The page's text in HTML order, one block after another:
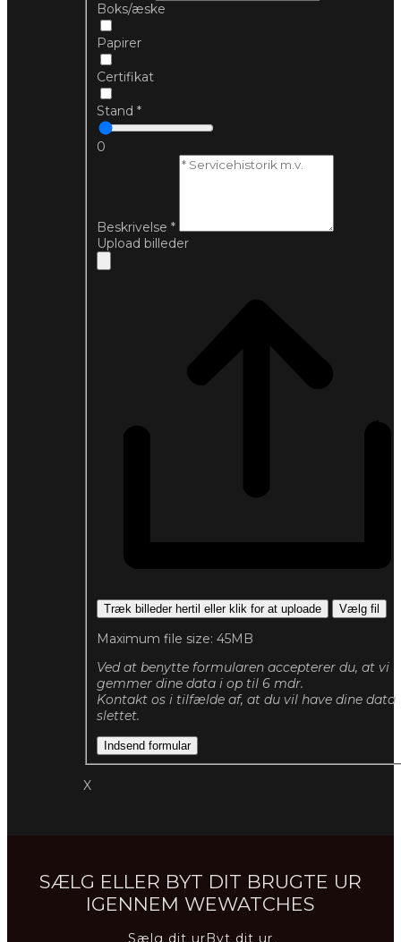
Boks/æske
Papirer
Certifikat
Stand *
0
Beskrivelse *
Upload billeder
Træk billeder hertil eller klik for at uploade Vælg fil
Maximum file size: 45MB
Ved at benytte formularen accepterer du, at vi
gemmer dine data i op til 6 mdr.
Kontakt os i tilfælde af, at du vil have dine data
slettet.
Indsend formular
X
SÆLG ELLER BYT DIT BRUGTE UR
IGENNEM WEWATCHES
Sælg dit urByt dit ur